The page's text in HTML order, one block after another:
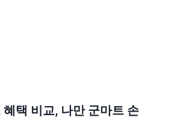
택 비교, 나만 군마트 손